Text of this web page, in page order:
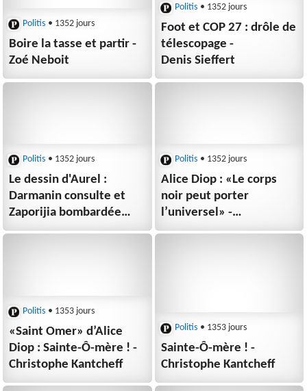
Politis • 1352 jours
Boire la tasse et partir -
Zoé Neboit
Politis • 1352 jours
Foot et COP 27 : drôle de
télescopage -
Denis Sieffert
Politis • 1352 jours
Le dessin d'Aurel :
Darmanin consulte et
Zaporijia bombardée
- Aurel
Politis • 1352 jours
Alice Diop : «Le corps
noir peut porter
l’universel» -
Christophe Kantcheff
Politis • 1353 jours
«Saint Omer» d’Alice
Diop : Sainte-Ô-mère ! -
Christophe Kantcheff
Politis • 1353 jours
Sainte-Ô-mère ! -
Christophe Kantcheff